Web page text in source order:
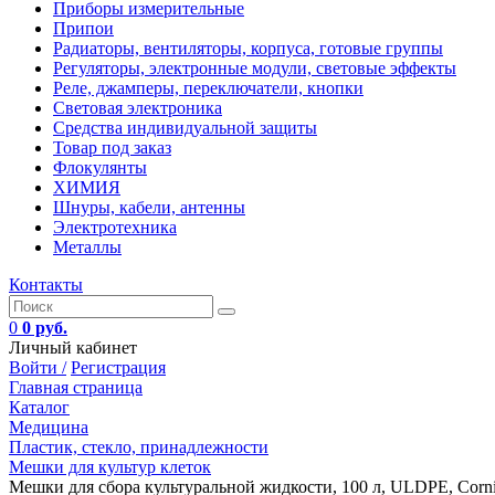
Приборы измерительные
Припои
Радиаторы, вентиляторы, корпуса, готовые группы
Регуляторы, электронные модули, световые эффекты
Реле, джамперы, переключатели, кнопки
Световая электроника
Средства индивидуальной защиты
Товар под заказ
Флокулянты
ХИМИЯ
Шнуры, кабели, антенны
Электротехника
Металлы
Контакты
0 0 руб.
Личный кабинет
Войти / Регистрация
Главная страница
Каталог
Медицина
Пластик, стекло, принадлежности
Мешки для культур клеток
Мешки для сбора культуральной жидкости, 100 л, ULDPE,